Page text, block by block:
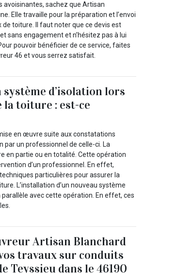
avoisinantes, sachez que Artisan
Elle travaille pour la préparation et l’envoi
toiture. Il faut noter que ce devis est
sans engagement et n’hésitez pas à lui
pouvoir bénéficier de ce service, faites
46 et vous serrez satisfait.
d’isolation lors
la toiture : est-ce
en œuvre suite aux constatations
par un professionnel de celle-ci. La
en partie ou en totalité. Cette opération
d’un professionnel. En effet,
particulières pour assurer la
L’installation d’un nouveau système
avec cette opération. En effet, ces
Artisan Blanchard
travaux sur conduits
Teyssieu dans le 46190